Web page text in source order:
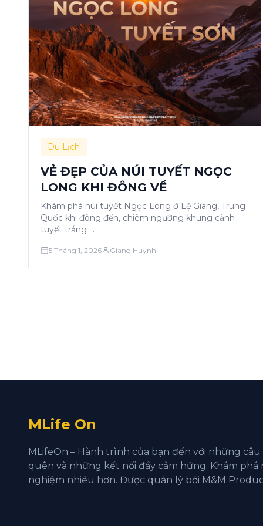
Du Lịch
VẺ ĐẸP CỦA NÚI TUYẾT NGỌC
LONG KHI ĐÔNG VỀ
Khám phá núi tuyết Ngọc Long ở Lệ Giang, Trung
Quốc khi đông đến, chiêm ngưỡng khung cảnh
tuyết trắng …
5 Tháng 1, 2026 Giang Huynh
MLife On
MLifeOn – Hành trình của bạn đến với những
quên và những kết nối đầy cảm hứng. Khám phá
nghiệm nhiều hơn. Được quản lý bởi M&M